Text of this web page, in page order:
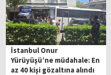
İstanbul Onur
Yürüyüşü’ne müdahale: En
az 40 kişi gözaltına alındı